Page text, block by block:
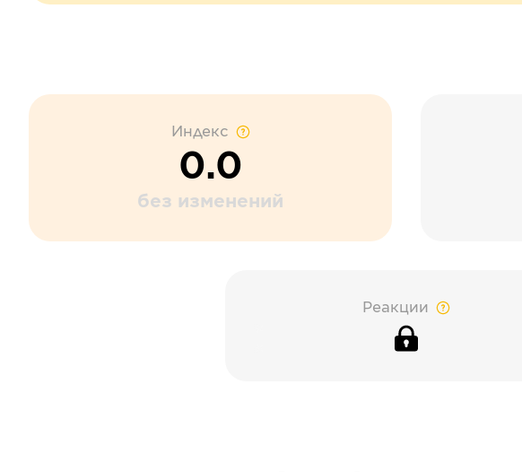
Индекс
0.0
без изменений
Реакции